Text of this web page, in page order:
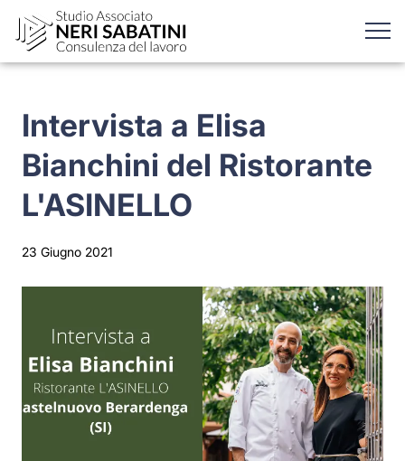
Intervista a Elisa
Bianchini del Ristorante
L'ASINELLO
23 Giugno 2021